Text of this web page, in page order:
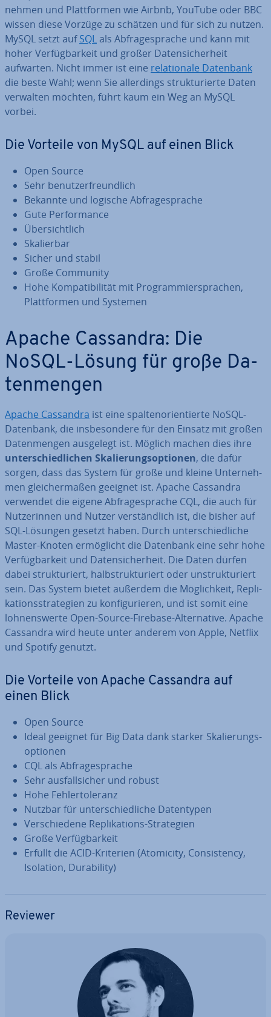
neh­men und Platt­for­men wie Airbnb, YouTube oder BBC
wissen diese Vorzüge zu schätzen und für sich zu nutzen.
MySQL setzt aufSQLals Ab­fra­ge­spra­che und kann mit
hoher Ver­füg­bar­keit und großer Da­ten­si­cher­heit
aufwarten. Nicht immer ist eine re­la­tio­na­le Datenbank
die beste Wahl; wenn Sie al­ler­dings struk­tu­rier­te Daten
verwalten möchten, führt kaum ein Weg an MySQL
vorbei.
Die Vorteile von MySQL auf einen Blick
Open Source
Sehr be­nut­zer­freund­lich
Bekannte und logische Ab­fra­ge­spra­che
Gute Per­for­mance
Über­sicht­lich
Ska­lier­bar
Sicher und stabil
Große Community
Hohe Kom­pa­ti­bi­li­tät mit Pro­gram­mier­spra­chen,
Platt­for­men und Systemen
Apache Cassandra: Die
NoSQL-Lösung für große Da­
ten­men­gen
Apache Cassandra ist eine spal­ten­ori­en­tier­te NoSQL-
Datenbank, die ins­be­son­de­re für den Einsatz mit großen
Da­ten­men­gen ausgelegt ist. Möglich machen dies ihre
un­ter­schied­li­chen Ska­lie­rungs­op­tio­nen, die dafür
sorgen, dass das System für große und kleine Un­ter­neh­
men glei­cher­ma­ßen geeignet ist. Apache Cassandra
verwendet die eigene Ab­fra­ge­spra­che CQL, die auch für
Nut­ze­rin­nen und Nutzer ver­ständ­lich ist, die bisher auf
SQL-Lösungen gesetzt haben. Durch un­ter­schied­li­che
Master-Knoten er­mög­licht die Datenbank eine sehr hohe
Ver­füg­bar­keit und Da­ten­si­cher­heit. Die Daten dürfen
dabei struk­tu­riert, halb­struk­tu­riert oder un­struk­tu­riert
sein. Das System bietet außerdem die Mög­lich­keit, Re­pli­
ka­ti­ons­stra­te­gien zu kon­fi­gu­rie­ren, und ist somit eine
loh­nens­wer­te Open-Source-Firebase-Al­ter­na­ti­ve. Apache
Cassandra wird heute unter anderem von Apple, Netflix
und Spotify genutzt.
Die Vorteile von Apache Cassandra auf
einen Blick
Open Source
Ideal geeignet für Big Data dank starker Ska­lie­rungs­
op­tio­nen
CQL als Ab­fra­ge­spra­che
Sehr aus­fall­si­cher und robust
Hohe Feh­ler­to­le­ranz
Nutzbar für un­ter­schied­li­che Da­ten­ty­pen
Ver­schie­de­ne Re­pli­ka­ti­ons-Stra­te­gien
Große Ver­füg­bar­keit
Erfüllt die ACID-Kriterien (Atomicity, Con­sis­ten­cy,
Isolation, Du­ra­bi­li­ty)
Reviewer